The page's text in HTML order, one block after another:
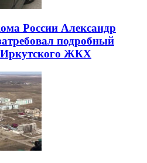
России Александр
подробный
Иркутского ЖКХ